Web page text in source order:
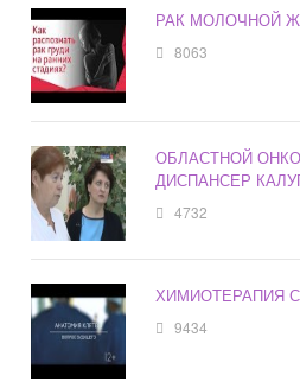
РАК МОЛОЧНОЙ
8063
ОБЛАСТНОЙ
ДИСПАНСЕР
4732
ХИМИОТЕРАПИЯ
9434